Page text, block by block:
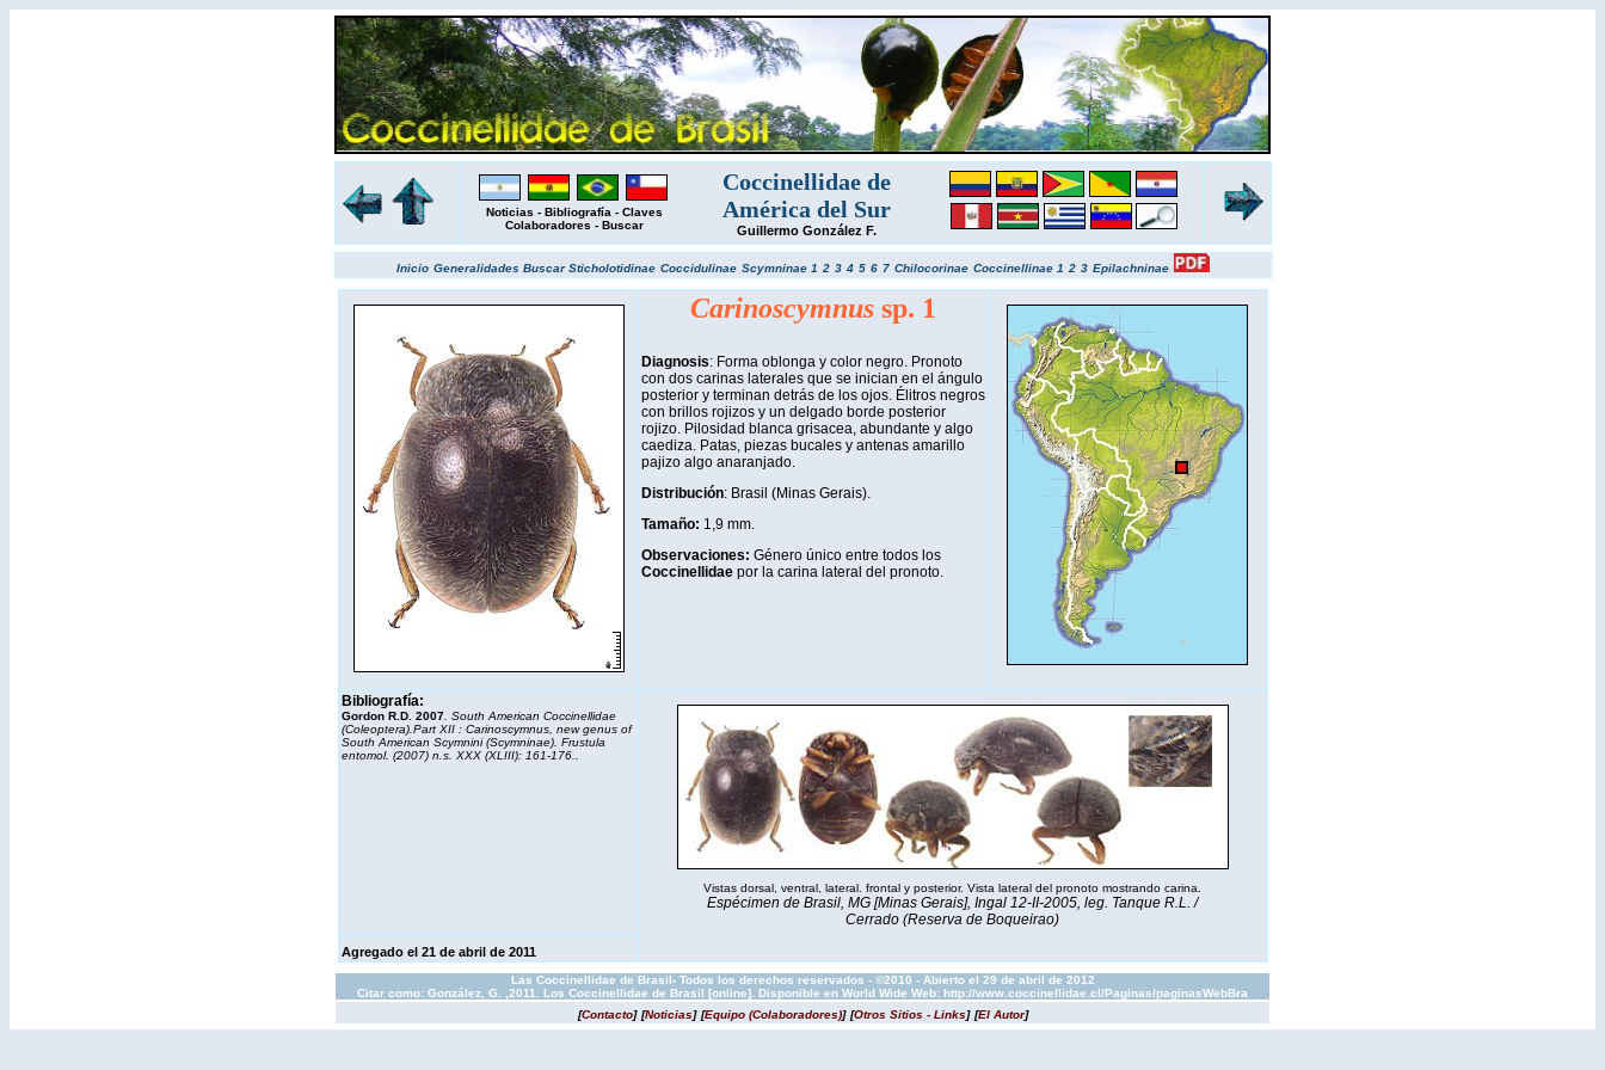
Noticias - Bibliografía - Claves
Colaboradores - Buscar
Coccinellidae de
América del Sur
Guillermo González F.
Inicio Generalidades BuscarSticholotidinae Coccidulinae Scymninae 1 2 3 4 5 6 7 Chilocorinae Coccinellinae 1 2 3 Epilachninae
Carinoscymnus sp. 1
Diagnosis: Forma oblonga y color negro. Pronoto
con dos carinas laterales que se inician en el ángulo
posterior y terminan detrás de los ojos. Élitros negros
con brillos rojizos y un delgado borde posterior
rojizo. Pilosidad blanca grisacea, abundante y algo
caediza. Patas, piezas bucales y antenas amarillo
pajizo algo anaranjado.
Distribución: Brasil (Minas Gerais).
Tamaño: 1,9 mm.
Observaciones: Género único entre todos los
Coccinellidaepor la carina lateral del pronoto.
Bibliografía:
Gordon R.D. 2007. South American Coccinellidae
(Coleoptera).Part XII : Carinoscymnus, new genus of
South American Scymnini (Scymninae). Frustula
entomol. (2007) n.s. XXX (XLIII): 161-176..
Vistas dorsal, ventral, lateral. frontal y posterior. Vista lateral del pronoto mostrando carina.
Espécimen de Brasil, MG [Minas Gerais], Ingal 12-II-2005, leg. Tanque R.L. /
Cerrado (Reserva de Boqueirao)
Agregado el 21 de abril de 2011
Las Coccinellidae de Brasil- Todos los derechos reservados - ©2010 - Abierto el 29 de abril de 2012
Citar como: González, G. ,2011. Los Coccinellidae de Brasil [online]. Disponible en World Wide Web: http://www.coccinellidae.cl/Paginas/paginasWebBra
[Contacto] [Noticias] [Equipo (Colaboradores)] [Otros Sitios - Links] [El Autor]